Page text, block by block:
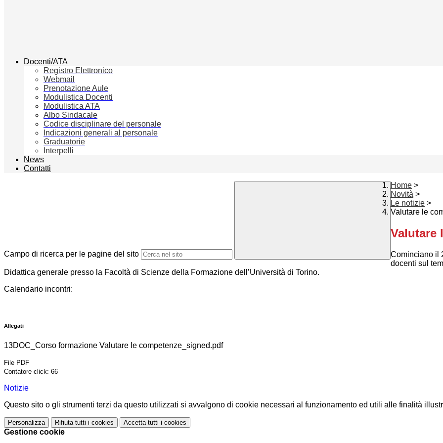
Docenti/ATA
Registro Elettronico
Webmail
Prenotazione Aule
Modulistica Docenti
Modulistica ATA
Albo Sindacale
Codice disciplinare del personale
Indicazioni generali al personale
Graduatorie
Interpelli
News
Contatti
Campo di ricerca per le pagine del sito
Home >
Novità >
Le notizie >
Valutare le
Valutare
Cominciano il
docenti sul
Didattica generale presso la Facoltà di Scienze della Formazione dell’Università di Torino.
Calendario incontri:
Allegati
13DOC_Corso formazione Valutare le competenze_signed.pdf
File PDF
Contatore click: 66
Notizie
Questo sito o gli strumenti terzi da questo utilizzati si avvalgono di cookie necessari al funzionamento ed utili alle finalità
Personalizza Rifiuta tutti i cookies Accetta tutti i cookies
Gestione cookie